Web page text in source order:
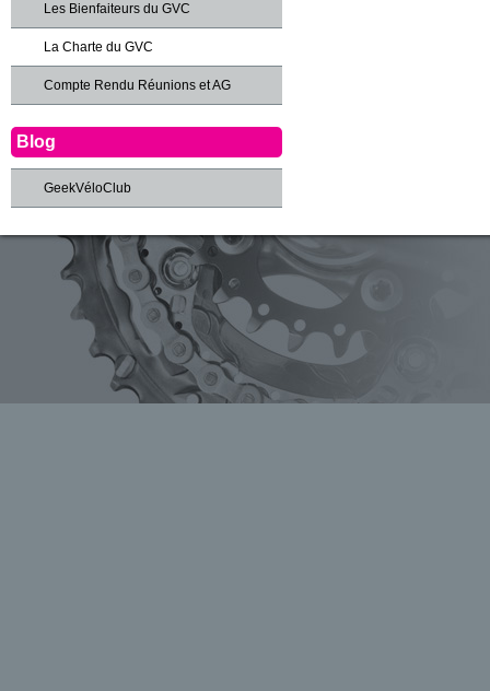
Les Bienfaiteurs du GVC
La Charte du GVC
Compte Rendu Réunions et AG
Blog
GeekVéloClub